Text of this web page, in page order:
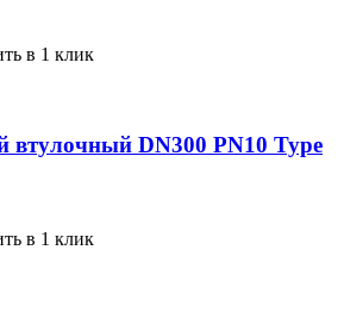
в 1 клик
втулочный DN300 PN10 Type
в 1 клик